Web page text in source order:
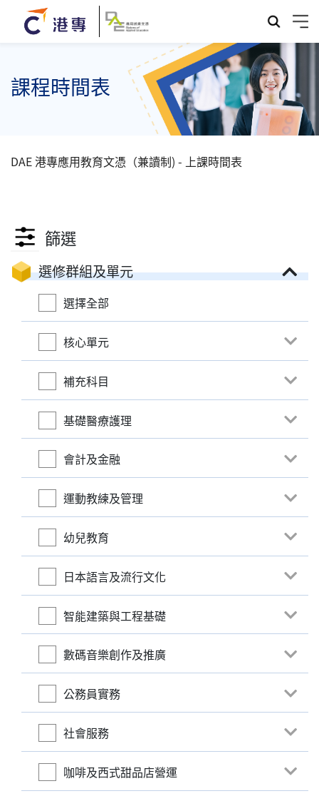
課程時間表
DAE 港專應用教育文憑（兼讀制) - 上課時間表
篩選
選修群組及單元
選擇全部
核心單元
補充科目
基礎醫療護理
會計及金融
運動教練及管理
幼兒教育
日本語言及流行文化
智能建築與工程基礎
數碼音樂創作及推廣
公務員實務
社會服務
咖啡及西式甜品店營運